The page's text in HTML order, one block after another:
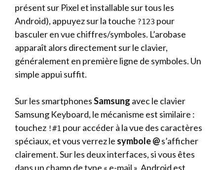
présent sur Pixel et installable sur tous les
Android), appuyez sur la touche ?123 pour
basculer en vue chiffres/symboles. L’arobase
apparaît alors directement sur le clavier,
généralement en première ligne de symboles. Un
simple appui suffit.
Sur les smartphonesSamsung avec le clavier
Samsung Keyboard, le mécanisme est similaire :
touchez !#1 pour accéder à la vue des caractères
spéciaux, et vous verrez le symbole @s’afficher
clairement. Sur les deux interfaces, si vous êtes
dans un champ de type « e-mail », Android est